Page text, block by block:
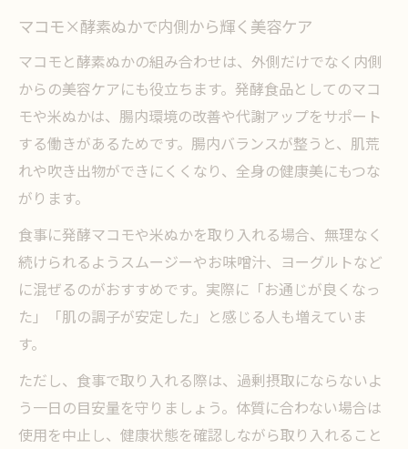
マコモ×酵素ぬかで内側から輝く美容ケア
マコモと酵素ぬかの組み合わせは、外側だけでなく内側
からの美容ケアにも役立ちます。発酵食品としてのマコ
モや米ぬかは、腸内環境の改善や代謝アップをサポート
する働きがあるためです。腸内バランスが整うと、肌荒
れや吹き出物ができにくくなり、全身の健康美にもつな
がります。
食事に発酵マコモや米ぬかを取り入れる場合、無理なく
続けられるようスムージーやお味噌汁、ヨーグルトなど
に混ぜるのがおすすめです。実際に「お通じが良くなっ
た」「肌の調子が安定した」と感じる人も増えていま
す。
ただし、食事で取り入れる際は、過剰摂取にならないよ
う一日の目安量を守りましょう。体質に合わない場合は
使用を中止し、健康状態を確認しながら取り入れること